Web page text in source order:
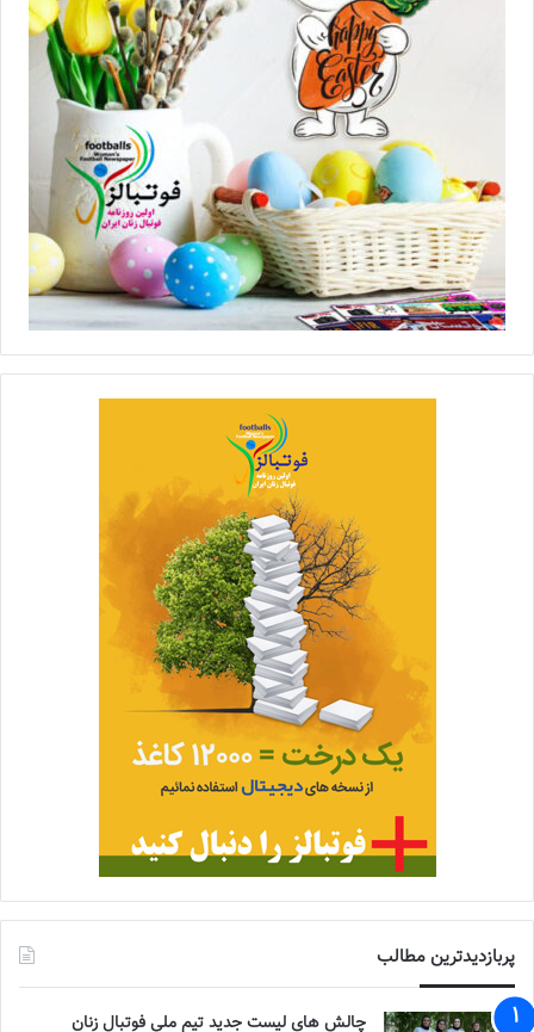
پربازدیدترین مطالب
چالش هاى ليست جدید تيم ملى فوتبال زنان